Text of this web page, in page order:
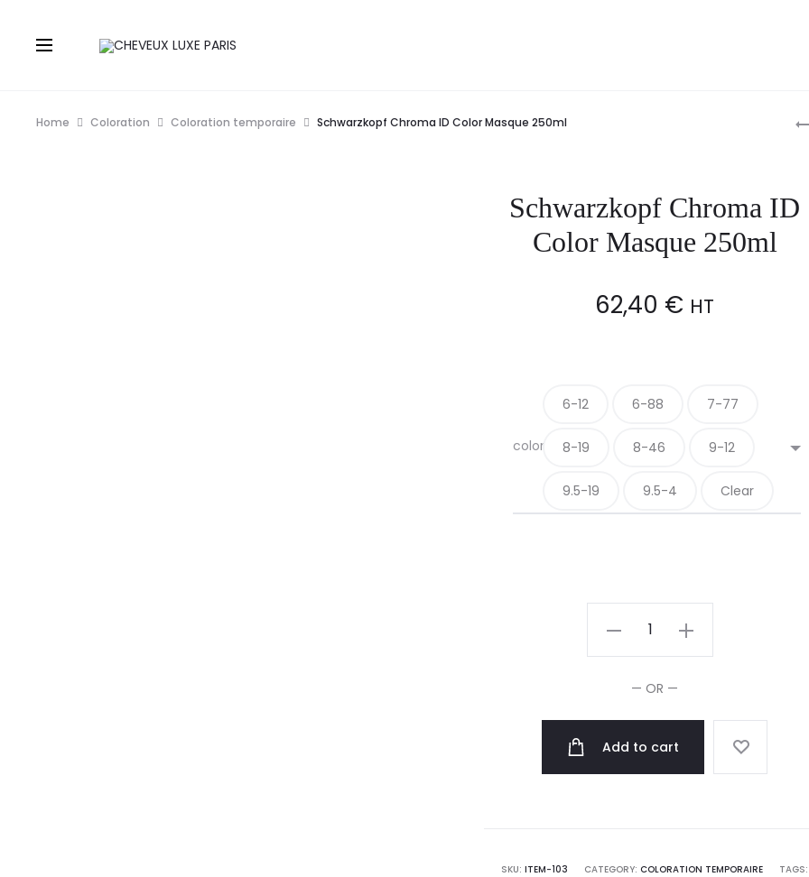
Home Coloration Coloration temporaire Schwarzkopf Chroma ID Color Masque 250ml
Schwarzkopf Chroma ID
Color Masque 250ml
62,40 € HT
color
6-12 6-88 7-77
8-19 8-46 9-12
9.5-19 9.5-4 Clear
Schwarzkopf
Masque
250ml
quantity
— OR —
Add to cart
SKU:ITEM-103 CATEGORY:COLORATION TEMPORAIRE
TAGS: